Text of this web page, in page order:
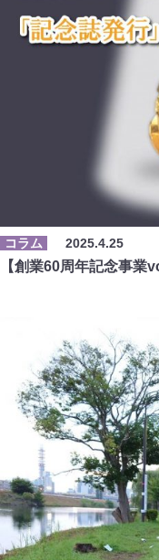
コラム 2025.4.25
【創業60周年記念事業